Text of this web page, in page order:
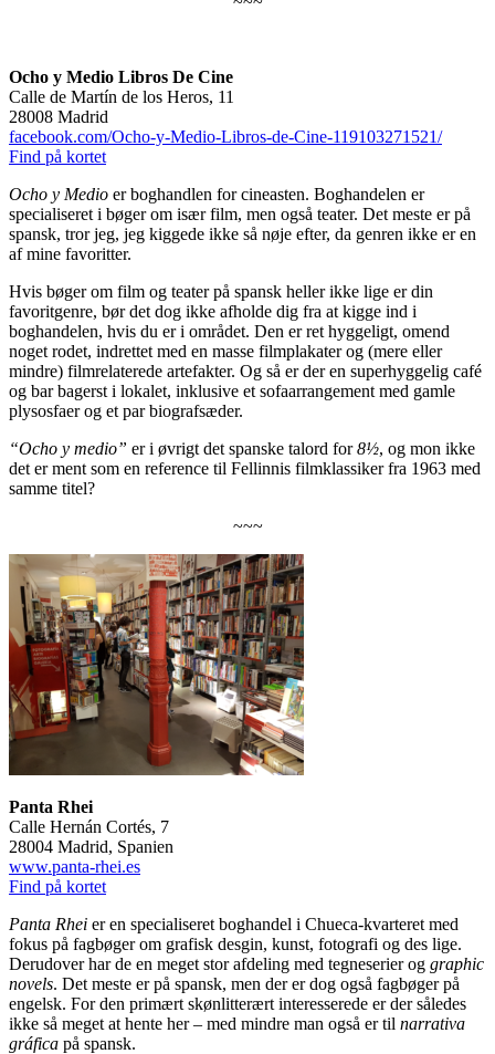
Ocho y Medio Libros De Cine
Calle de Martín de los Heros, 11
28008 Madrid
facebook.com/Ocho-y-Medio-Libros-de-Cine-119103271521/
Find på kortet
Ocho y Medio er boghandlen for cineasten. Boghandelen er
specialiseret i bøger om især film, men også teater. Det meste er på
spansk, tror jeg, jeg kiggede ikke så nøje efter, da genren ikke er en
af mine favoritter.
Hvis bøger om film og teater på spansk heller ikke lige er din
favoritgenre, bør det dog ikke afholde dig fra at kigge ind i
boghandelen, hvis du er i området. Den er ret hyggeligt, omend
noget rodet, indrettet med en masse filmplakater og (mere eller
mindre) filmrelaterede artefakter. Og så er der en superhyggelig café
og bar bagerst i lokalet, inklusive et sofaarrangement med gamle
plysosfaer og et par biografsæder.
“Ocho y medio” er i øvrigt det spanske talord for8½, og mon ikke
det er ment som en reference til Fellinnis filmklassiker fra 1963 med
samme titel?
~~~
Panta Rhei
Calle Hernán Cortés, 7
28004 Madrid, Spanien
www.panta-rhei.es
Find på kortet
Panta Rhei er en specialiseret boghandel i Chueca-kvarteret med
fokus på fagbøger om grafisk desgin, kunst, fotografi og des lige.
Derudover har de en meget stor afdeling med tegneserier og graphic
novels. Det meste er på spansk, men der er dog også fagbøger på
engelsk. For den primært skønlitterært interesserede er der således
ikke så meget at hente her – med mindre man også er til narrativa
gráfica på spansk.